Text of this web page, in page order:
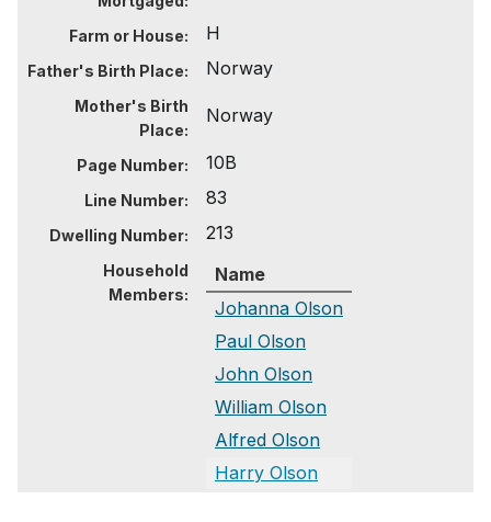
Farm or House: H
Father's Birth Place: Norway
Mother's Birth
Place:
Norway
Page Number: 10B
Line Number: 83
Dwelling Number: 213
Household
Members:
Name
Johanna Olson
Paul Olson
John Olson
William Olson
Alfred Olson
Harry Olson